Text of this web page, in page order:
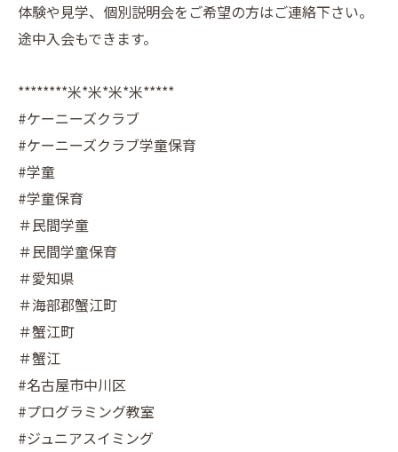
体験や見学、個別説明会をご希望の方はご連絡下さい。
途中入会もできます。
********米*米*米*米*****
#ケーニーズクラブ
#ケーニーズクラブ学童保育
#学童
#学童保育
＃民間学童
＃民間学童保育
＃愛知県
＃海部郡蟹江町
＃蟹江町
＃蟹江
#名古屋市中川区
#プログラミング教室
#ジュニアスイミング